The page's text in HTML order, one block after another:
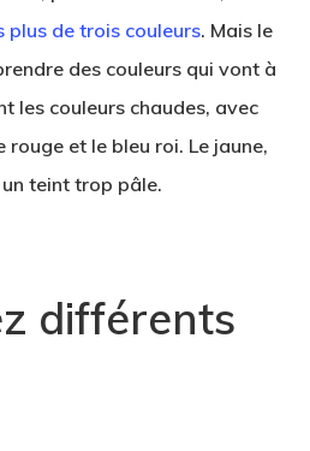
plus de trois couleurs. Mais le
des couleurs qui vont à
les couleurs chaudes, avec
rouge et le bleu roi. Le jaune,
teint trop pâle.
différents